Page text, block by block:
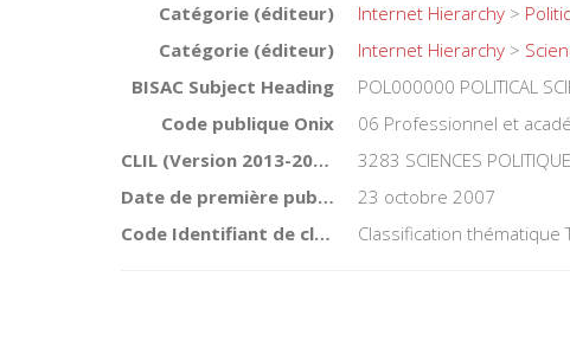
Catégorie (éditeur)
Internet Hierarchy >
Catégorie (éditeur)
Internet Hierarchy >
BISAC Subject Heading
POL000000 POLITICAL
Code publique Onix
06 Professionnel et
CLIL (Version 2013-2019 )
3283 SCIENCES
Date de première publication du titre
23 octobre 2007
Code Identifiant de classement sujet
Classification